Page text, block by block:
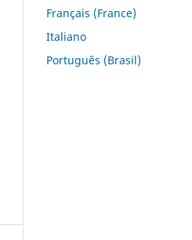
Français (France)
Italiano
Português (Brasil)